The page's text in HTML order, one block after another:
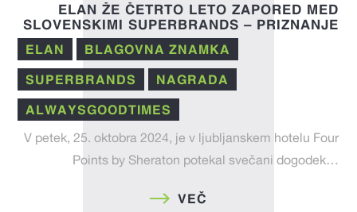
ELAN ŽE ČETRTO LETO ZAPORED MED
SLOVENSKIMI SUPERBRANDS – PRIZNANJE
ZA INOVACIJE, TRADICIJO IN KAKOVOST
ELAN BLAGOVNA ZNAMKA
SUPERBRANDS NAGRADA
ALWAYSGOODTIMES
V petek, 25. oktobra 2024, je v ljubljanskem hotelu Four
Points by Sheraton potekal svečani dogodek…
VEČ